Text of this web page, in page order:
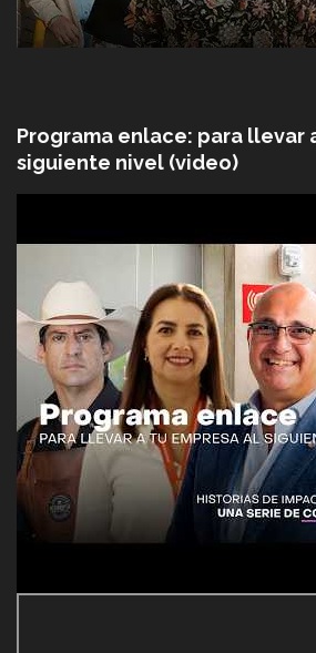
Programa enlace: para llevar
siguiente nivel (video)